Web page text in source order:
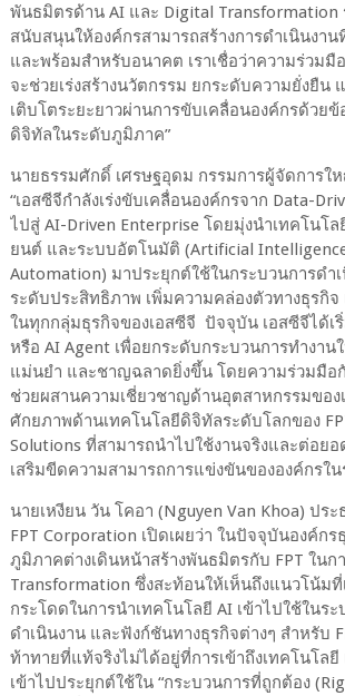
พันธมิตรด้าน AI และ Digital Transformation
สนับสนุนให้องค์กรสามารถสร้างการดำเนินงา
และพร้อมสำหรับอนาคต เราเชื่อว่าความร่วม
จะช่วยเร่งสร้างนวัตกรรม ยกระดับความยั่งยืน
เติบโตระยะยาวผ่านการขับเคลื่อนองค์กรด้วย
ดิจิทัลในระดับภูมิภาค”
นายธรรมศักดิ์ เศรษฐอุดม กรรมการผู้จัดการใ
“เอสซีจีกำลังเร่งขับเคลื่อนองค์กรจาก Data-
ไปสู่ AI-Driven Enterprise โดยมุ่งนำเทคโนโ
ยนต์ และระบบอัตโนมัติ (Artificial
Automation) มาประยุกต์ใช้ในกระบวนการดำ
ระดับประสิทธิภาพ เพิ่มความคล่องตัวทางธุรกิจ
ในทุกกลุ่มธุรกิจของเอสซีจี ปัจจุบัน เอสซีจีได้
หรือ AI Agent เพื่อยกระดับกระบวนการทำงาน
แม่นยำ และชาญฉลาดยิ่งขึ้น โดยความร่วมมือ
ช่วยผสานความเชี่ยวชาญด้านอุตสาหกรรมของ
ศักยภาพด้านเทคโนโลยีดิจิทัลระดับโลกของ
Solutions ที่สามารถนำไปใช้งานจริงและต่อยอ
เสริมขีดความสามารถการแข่งขันขององค์กรใน
นายเหงียน วัน โคอา (Nguyen Van Khoa) ประ
FPT Corporation เปิดเผยว่า ในปัจจุบันองค์ก
ภูมิภาคต่างเดินหน้าสร้างพันธมิตรกับ FPT ในก
Transformation ซึ่งสะท้อนให้เห็นถึงแนวโน้มที่
กระโดดในการนำเทคโนโลยี AI เข้าไปใช้ในร
ดำเนินงาน และฟังก์ชันทางธุรกิจต่างๆ สำหรับ
ท้าทายที่แท้จริงไม่ได้อยู่ที่การเข้าถึงเทคโนโล
เข้าไปประยุกต์ใช้ใน“กระบวนการที่ถูกต้อง (